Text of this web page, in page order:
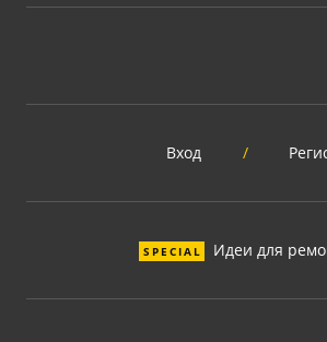
Вход /
SPECIAL Идеи для